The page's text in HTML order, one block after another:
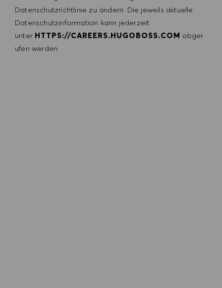
Datenschutzrichtlinie zu ändern. Die jeweils aktuelle
Datenschutzinformation kann jederzeit
unter HTTPS://CAREERS.HUGOBOSS.COM abger
ufen werden.